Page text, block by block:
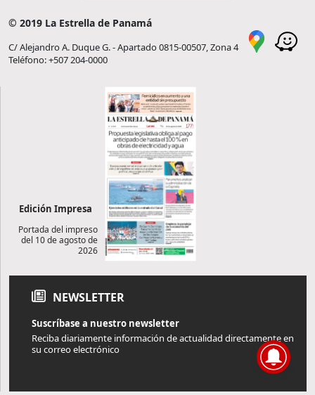
© 2019 La Estrella de Panamá
C/ Alejandro A. Duque G. - Apartado 0815-00507, Zona 4
Teléfono: +507 204-0000
Edición Impresa
Portada del impreso
del 10 de agosto de
2026
NEWSLETTER
Suscríbase a nuestro newsletter
Reciba diariamente información de actualidad directamente en
su correo electrónico